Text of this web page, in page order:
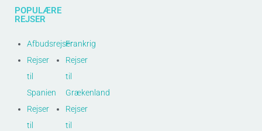
POPULÆRE
REJSER
Afbudsrejser
Rejser
til
Spanien
Rejser
til
Frankrig
Rejser
til
Grækenland
Rejser
til